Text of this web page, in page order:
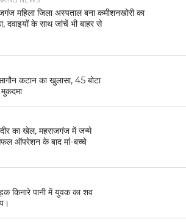
महिला जिला अस्पताल बना कमीशनखोरी का
दवाइयों के साथ जांचें भी बाहर से
कटान का खुलासा, 45 बोटा
का खेल, महराजगंज में जन्मे
ऑपरेशन के बाद मां-बच्चे
किनारे पानी में युवक का शव